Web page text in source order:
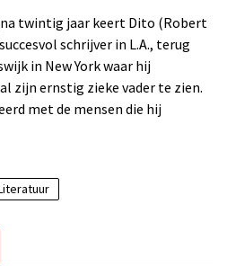
twintig jaar keert Dito (Robert
schrijver in L.A., terug
in New York waar hij
zijn ernstig zieke vader te zien.
met de mensen die hij